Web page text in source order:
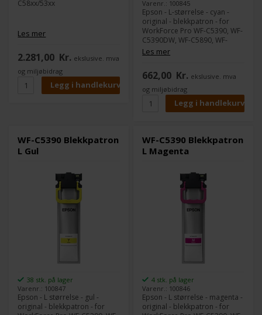
C58xx/53xx
Les mer
2.281,00 Kr. ekslusive. mva
og miljøbidrag
Varenr.: 100845
Epson - L-størrelse - cyan -
original - blekkpatron - for
WorkForce Pro WF-C5390, WF-
C5390DW, WF-C5890, WF-
C5890DWF
Les mer
662,00 Kr. ekslusive. mva
og miljøbidrag
WF-C5390 Blekkpatron
L Gul
38 stk. på lager
Varenr.: 100847
Epson - L størrelse - gul -
original - blekkpatron - for
WF-C5390 Blekkpatron
L Magenta
4 stk. på lager
Varenr.: 100846
Epson - L størrelse - magenta -
original - blekkpatron - for